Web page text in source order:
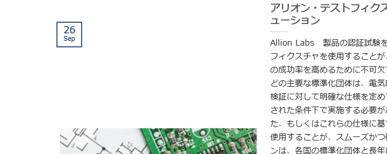
アリオン・テストフィク
ューション
Allion Labs 製品の認証試験
フィクスチャを使用すること
の成功率を高めるために不可
どの主要な標準化団体は、電
検証に対して明確な仕様を定
された条件下で実施する必要
た、もしくはこれらの仕様に
使用することが、スムーズか
ンは、各国の標準化団体と長
26
Sep